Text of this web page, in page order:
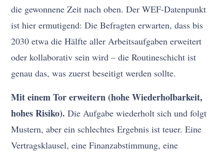
die gewonnene Zeit nach oben. Der WEF-Datenpunkt
ist hier ermutigend: Die Befragten erwarten, dass bis
2030 etwa die Hälfte aller Arbeitsaufgaben erweitert
oder kollaborativ sein wird – die Routineschicht ist
genau das, was zuerst beseitigt werden sollte.
Mit einem Tor erweitern (hohe Wiederholbarkeit,
hohes Risiko). Die Aufgabe wiederholt sich und folgt
Mustern, aber ein schlechtes Ergebnis ist teuer. Eine
Vertragsklausel, eine Finanzabstimmung, eine